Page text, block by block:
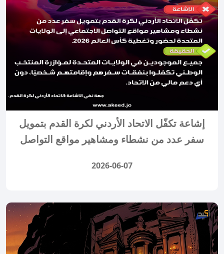
إشاعة تكفّل الاتحاد الأردني لكرة القدم بتمويل
سفر عدد من نشطاء ومشاهير مواقع التواصل
2026-06-07